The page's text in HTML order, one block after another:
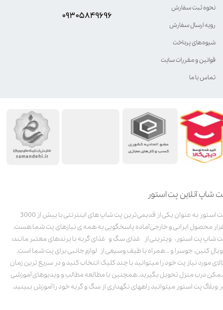
شاپ آنلاین پت استور
پت استور به عنوان یکی از قدیمی‌ترین پت شاپ های اینترنتی با بیش از 3000
محصول ایرانی و خارجی آماده پاسخگویی به همه ی نیازهای پت شما هست.
شاپ پت استور، ویترینی از غذای سگ و غذای گربه با برندهای معتبر مانند:
کنین، جوسرا و .. همراه با طیف وسیعی از لوازم جانبی برای پت شما است.
مورد نیاز پت خود را میتوانید با چند کلیک انتخاب کنید و در سریع ترین زمان
درب منزل تحویل بگیرید. همچنین با مطالعه مطالب و ویدیوهای آموزشی
وبلاگ پت استور میتوانید راههای نگهداری از سگ و گربه خود را آموزش ببینید.
نحوه ثبت سفارش
رویه ارسال سفارش
شیوه‌های پرداخت
قوانین و مقررات سایت
تماس با ما
۰۹۳۰۵8۴9696